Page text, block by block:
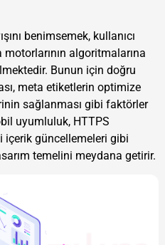
benimsemek, kullanıcı
algoritmalarına
Bunun için doğru
meta etiketlerin optimize
sağlanması gibi faktörler
uyumluluk, HTTPS
içerik güncellemeleri gibi
temelini meydana getirir.